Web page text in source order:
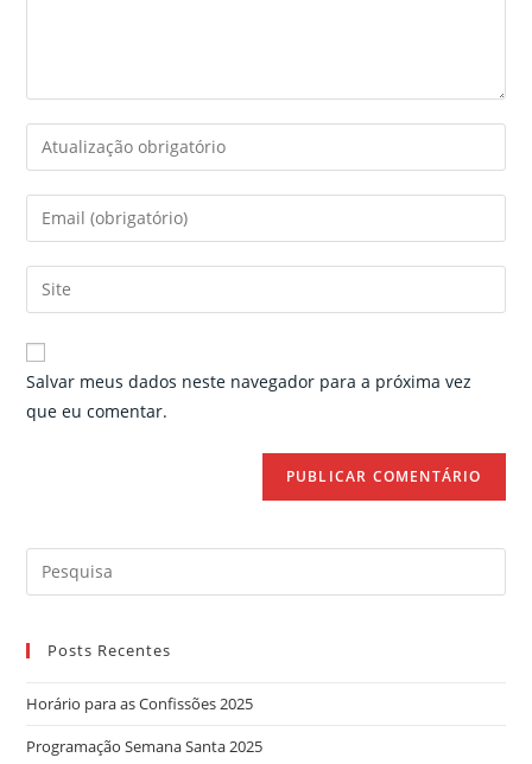
Enter
your
name
comment
Enter
your
email
address
comment
Enter
your
website
URL
Salvar meus dados neste navegador para a próxima vez
que eu comentar.
Search
for:
Posts Recentes
Horário para as Confissões 2025
Programação Semana Santa 2025